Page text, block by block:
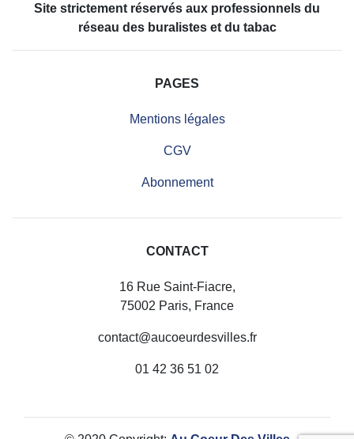
Site strictement réservés aux professionnels du
réseau des buralistes et du tabac
PAGES
Mentions légales
CGV
Abonnement
CONTACT
16 Rue Saint-Fiacre,
75002 Paris, France
contact@aucoeurdesvilles.fr
01 42 36 51 02